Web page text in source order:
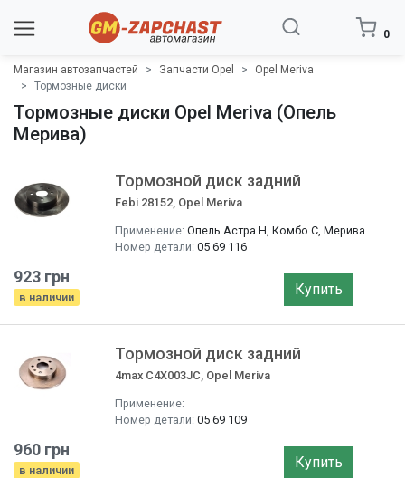
0
Магазин автозапчастей Запчасти Opel
Opel Meriva
Тормозные диски
Тормозные диски Opel Meriva (Опель
Мерива)
Тормозной диск задний
Febi 28152, Opel Meriva
Применение: Опель Астра Н, Комбо С, Мерива
Номер детали: 05 69 116
923 грн
в наличии Купить
Тормозной диск задний
4max C4X003JC, Opel Meriva
Применение:
Номер детали: 05 69 109
960 грн
в наличии Купить